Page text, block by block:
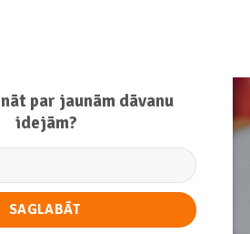
par jaunām dāvanu
idejām?